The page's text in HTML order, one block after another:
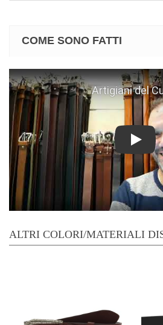
COME SONO FATTI
Play
ALTRI COLORI/MATERIALI